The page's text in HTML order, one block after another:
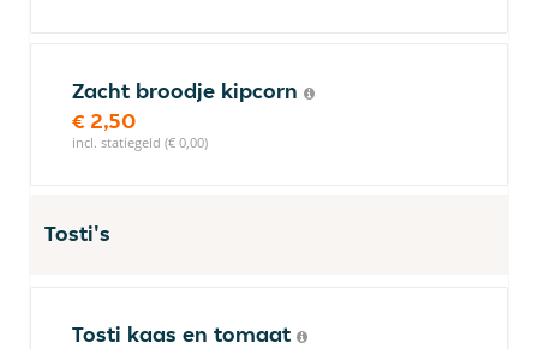
Zacht broodje kipcorn
€ 2,50
incl. statiegeld (€ 0,00)
Tosti's
Tosti kaas en tomaat